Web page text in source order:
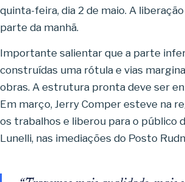
quinta-feira, dia 2 de maio. A
parte da manhã.
Importante salientar que a parte
construídas uma rótula e vias
obras. A estrutura pronta deve ser
Em março, Jerry Comper esteve na
os trabalhos e liberou para o público
Lunelli, nas imediações do Posto